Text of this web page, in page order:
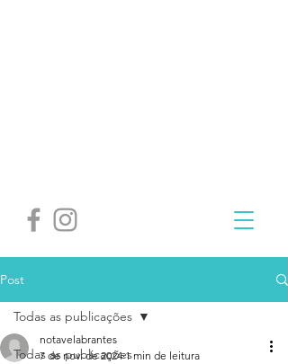
Post
Todas as publicações
Todas as publicações
notavelabrantes
7 de nov. de 2024 1 min de leitura